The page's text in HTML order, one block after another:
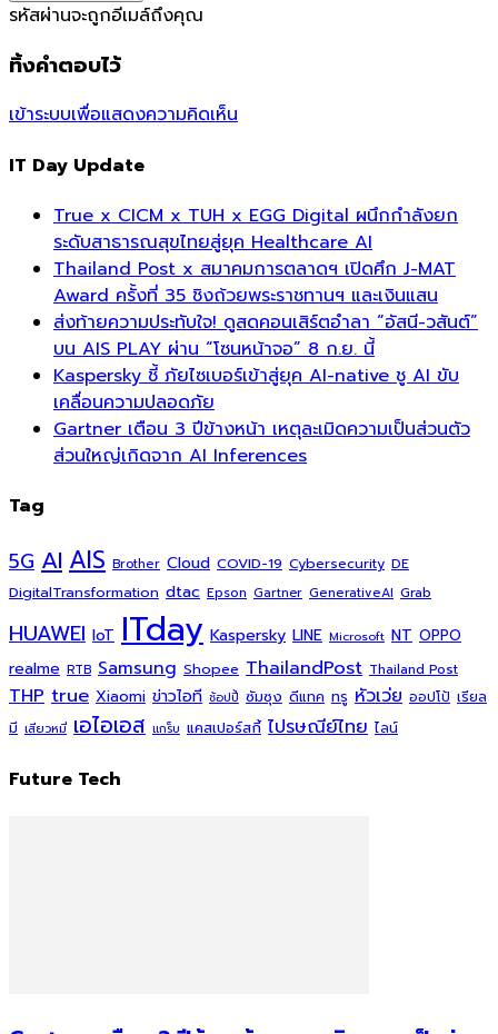
รหัสผ่านจะถูกอีเมล์ถึงคุณ
ทิ้งคำตอบไว้
เข้าระบบเพื่อแสดงความคิดเห็น
IT Day Update
True x CICM x TUH x EGG Digital ผนึกกำลังยก
ระดับสาธารณสุขไทยสู่ยุค Healthcare AI
Thailand Post x สมาคมการตลาดฯ เปิดศึก J-MAT
Award ครั้งที่ 35 ชิงถ้วยพระราชทานฯ และเงินแสน
ส่งท้ายความประทับใจ! ดูสดคอนเสิร์ตอำลา “อัสนี-วสันต์”
บน AIS PLAY ผ่าน “โซนหน้าจอ” 8 ก.ย. นี้
Kaspersky ชี้ ภัยไซเบอร์เข้าสู่ยุค AI-native ชู AI ขับ
เคลื่อนความปลอดภัย
Gartner เตือน 3 ปีข้างหน้า เหตุละเมิดความเป็นส่วนตัว
ส่วนใหญ่เกิดจาก AI Inferences
Tag
5G AIAIS Brother Cloud COVID-19 Cybersecurity DE
DigitalTransformation dtac Epson Gartner GenerativeAI Grab
HUAWEI IoT ITday Kaspersky LINE Microsoft NT OPPO
realme RTB Samsung Shopee ThailandPost Thailand Post
THP true Xiaomi ข่าวไอที ช้อปปี้ ซัมซุง ดีแทค ทรู หัวเว่ย ออปโป้ เรียล
มี เสียวหมี่ เอไอเอส แกร็บ แคสเปอร์สกี้ ไปรษณีย์ไทย ไลน์
Future Tech